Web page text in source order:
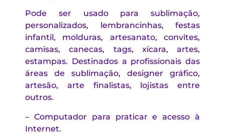
Pode ser usado para sublimação,
personalizados, lembrancinhas, festas
infantil, molduras, artesanato, convites,
camisas, canecas, tags, xícara, artes,
estampas. Destinados a profissionais das
áreas de sublimação, designer gráfico,
artesão, arte finalistas, lojistas entre
outros.
– Computador para praticar e acesso à
Internet.